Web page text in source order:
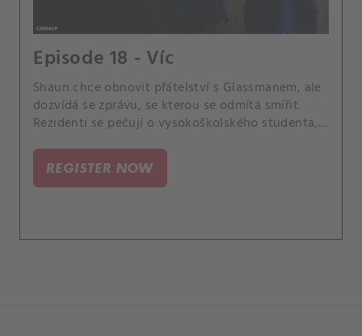
Episode 18 - Víc
Shaun chce obnovit přátelství s Glassmanem, ale
dozvídá se zprávu, se kterou se odmítá smířit.
Rezidenti se pečují o vysokoškolského studenta,
REGISTER NOW